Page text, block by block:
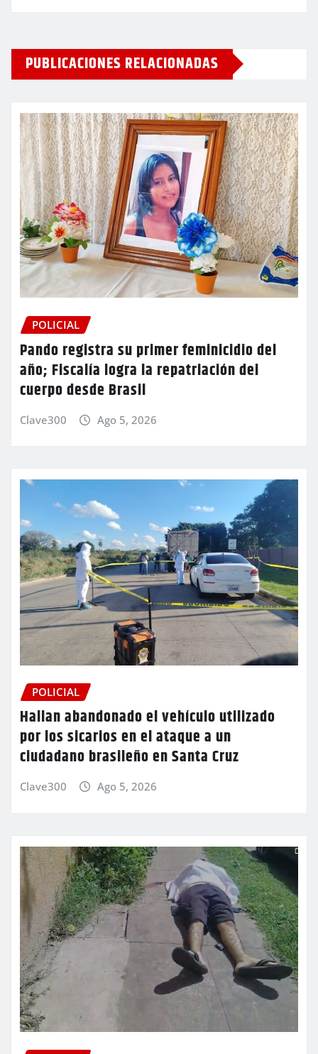
PUBLICACIONES RELACIONADAS
POLICIAL
Pando registra su primer feminicidio del
año; Fiscalía logra la repatriación del
cuerpo desde Brasil
Clave300 Ago 5, 2026
POLICIAL
Hallan abandonado el vehículo utilizado
por los sicarios en el ataque a un
ciudadano brasileño en Santa Cruz
Clave300 Ago 5, 2026